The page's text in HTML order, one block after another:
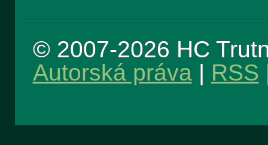
© 2007-2026 HC
Autorská práva| RSS